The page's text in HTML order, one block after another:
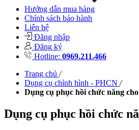
Hướng dẫn mua hàng
Chính sách bảo hành
Liên hệ
Đăng nhập
Đăng ký
Hotline: 0969.211.466
Trang chủ /
Dụng cụ chỉnh hình - PHCN /
Dụng cụ phục hồi chức năng
Dụng cụ phục hồi chức